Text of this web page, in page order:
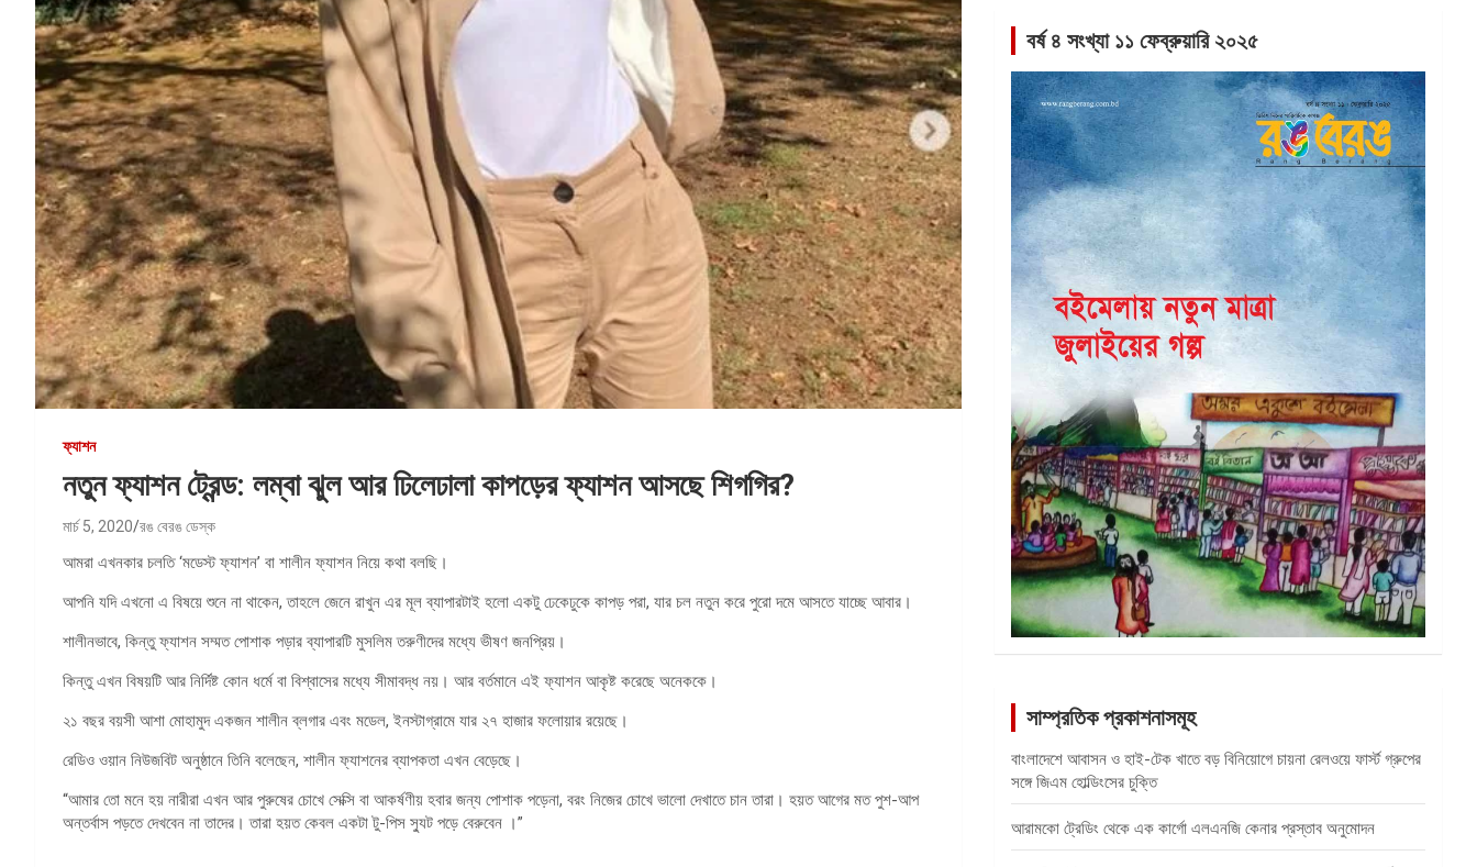
ফ্যাশন
নতুন ফ্যাশন ট্রেন্ড: লম্বা ঝুল আর ঢিলেঢালা কাপড়ের ফ্যাশন আসছে শিগগির?
মার্চ 5, 2020 রঙ বেরঙ ডেস্ক
আমরা এখনকার চলতি ‘মডেস্ট ফ্যাশন’ বা শালীন ফ্যাশন নিয়ে কথা বলছি।
আপনি যদি এখনো এ বিষয়ে শুনে না থাকেন, তাহলে জেনে রাখুন এর মূল ব্যাপারটাই হলো একটু ঢেকেঢুকে কাপড় পরা, যার চল নতুন করে পুরো দমে আসতে যাচ্ছে আবার।
শালীনভাবে, কিন্তু ফ্যাশন সম্মত পোশাক পড়ার ব্যাপারটি মুসলিম তরুণীদের মধ্যে ভীষণ জনপ্রিয়।
কিন্তু এখন বিষয়টি আর নির্দিষ্ট কোন ধর্মে বা বিশ্বাসের মধ্যে সীমাবদ্ধ নয়। আর বর্তমানে এই ফ্যাশন আকৃষ্ট করেছে অনেককে।
২১ বছর বয়সী আশা মোহামুদ একজন শালীন ব্লগার এবং মডেল, ইনস্টাগ্রামে যার ২৭ হাজার ফলোয়ার রয়েছে।
রেডিও ওয়ান নিউজবিট অনুষ্ঠানে তিনি বলেছেন, শালীন ফ্যাশনের ব্যাপকতা এখন বেড়েছে।
“আমার তো মনে হয় নারীরা এখন আর পুরুষের চোখে সেক্সি বা আকর্ষণীয় হবার জন্য পোশাক পড়েনা, বরং নিজের চোখে ভালো দেখাতে চান তারা। হয়ত আগের মত পুশ-আপ
অন্তর্বাস পড়তে দেখবেন না তাদের। তারা হয়ত কেবল একটা টু-পিস স্যুট পড়ে বেরুবেন ।”
বর্ষ ৪ সংখ্যা ১১ ফেব্রুয়ারি ২০২৫
সাম্প্রতিক প্রকাশনাসমূহ
বাংলাদেশে আবাসন ও হাই-টেক খাতে বড় বিনিয়োগে চায়না রেলওয়ে ফার্স্ট গ্রুপের
সঙ্গে জিএম হোল্ডিংসের চুক্তি
আরামকো ট্রেডিং থেকে এক কার্গো এলএনজি কেনার প্রস্তাব অনুমোদন